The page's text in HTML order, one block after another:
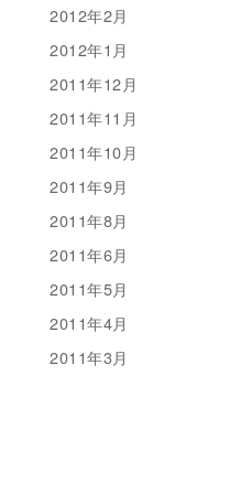
2012年2月
2012年1月
2011年12月
2011年11月
2011年10月
2011年9月
2011年8月
2011年6月
2011年5月
2011年4月
2011年3月